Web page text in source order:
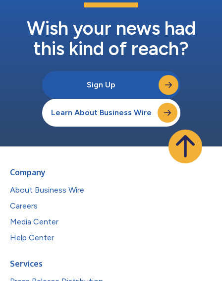
基础设施资产方面的重要作用。同时，也展现了HUMAIN致力于部
长的商...Wish your news had
this kind of reach?
Sign Up
Learn About Business Wire
Company
About Business Wire
Careers
Media Center
Help Center
Services